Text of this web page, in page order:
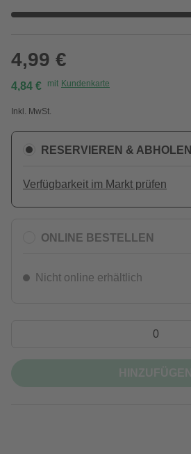
4,99 €
4,84 € mit Kundenkarte
Inkl. MwSt.
RESERVIEREN & ABHOLEN
Verfügbarkeit im Markt prüfen
ONLINE BESTELLEN
Nicht online erhältlich